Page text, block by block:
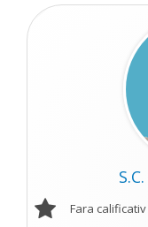
Fara calificativ